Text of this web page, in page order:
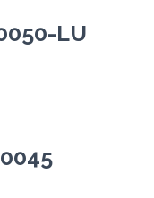
LU